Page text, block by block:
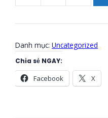
Nhớ
số
Danh mục: Uncategorized
Chia sẻ NGAY:
Facebook X